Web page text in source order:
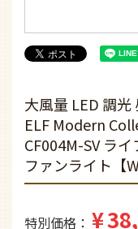
大風量 LED 調光
ELF Modern
CF004M-SV ラ
ファンライト【
特別価格 ¥